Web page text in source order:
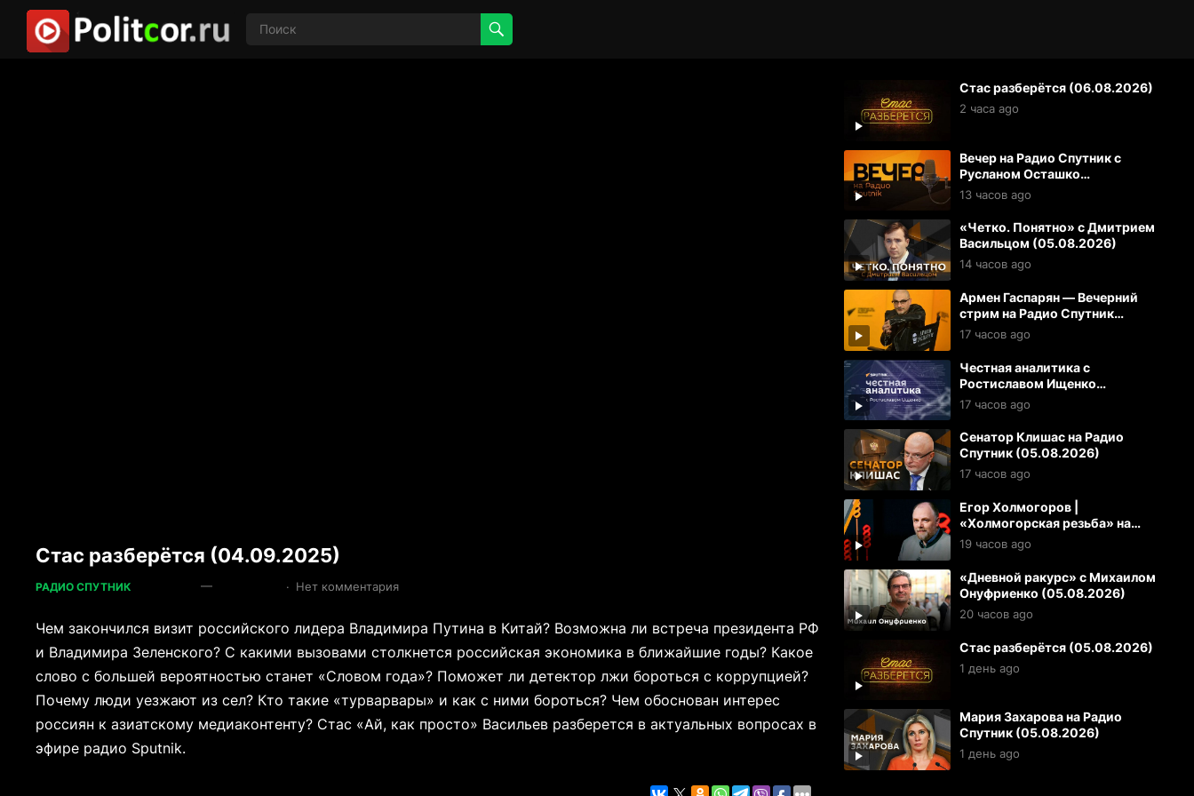
Стас разберётся (04.09.2025)
РАДИО СПУТНИК — · Нет комментария
Чем закончился визит российского лидера Владимира Путина в Китай? Возможна ли встреча президента РФ
и Владимира Зеленского? С какими вызовами столкнется российская экономика в ближайшие годы? Какое
слово с большей вероятностью станет «Словом года»? Поможет ли детектор лжи бороться с коррупцией?
Почему люди уезжают из сел? Кто такие «турварвары» и как с ними бороться? Чем обоснован интерес
россиян к азиатскому медиаконтенту? Стас «Ай, как просто» Васильев разберется в актуальных вопросах в
эфире радио Sputnik.
Стас разберётся (06.08.2026)
2 часа ago
Вечер на Радио Спутник с
Русланом Осташко
(05.08.2026)
13 часов ago
«Четко. Понятно» с Дмитрием
Васильцом (05.08.2026)
14 часов ago
Армен Гаспарян — Вечерний
стрим на Радио Спутник
(05.08.2026)
17 часов ago
Честная аналитика с
Ростиславом Ищенко
(05.08.2026)
17 часов ago
Сенатор Клишас на Радио
Спутник (05.08.2026)
17 часов ago
Егор Холмогоров |
«Холмогорская резьба» на
Радио Спутник (05.08.2026)
19 часов ago
«Дневной ракурс» с Михаилом
Онуфриенко (05.08.2026)
20 часов ago
Стас разберётся (05.08.2026)
1 день ago
Мария Захарова на Радио
Спутник (05.08.2026)
1 день ago